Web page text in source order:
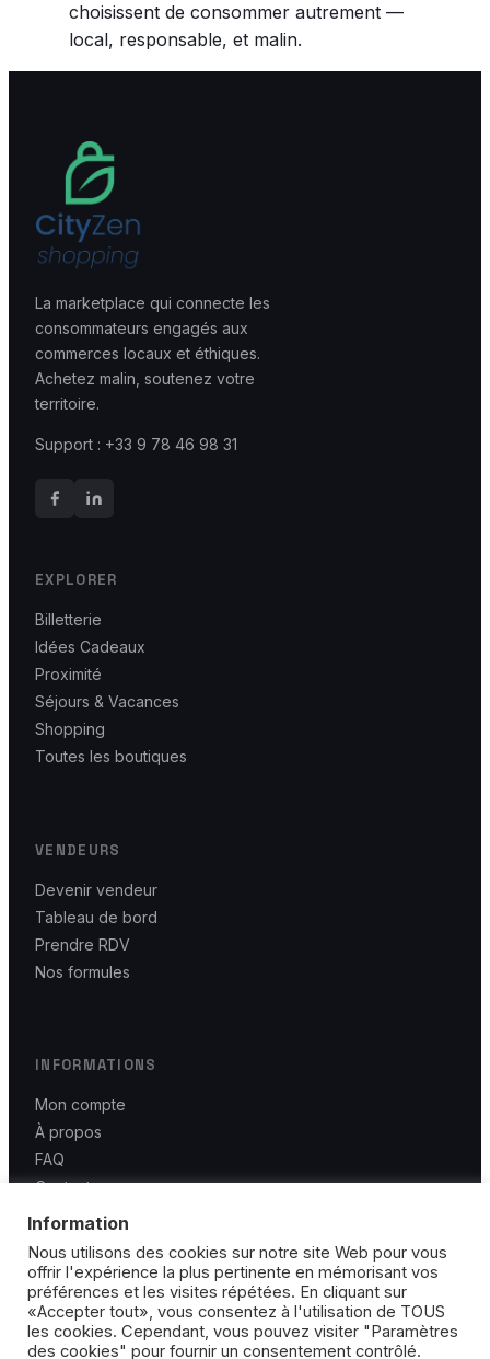
choisissent de consommer autrement —
local, responsable, et malin.
La marketplace qui connecte les
consommateurs engagés aux
commerces locaux et éthiques.
Achetez malin, soutenez votre
territoire.
Support : +33 9 78 46 98 31
EXPLORER
Billetterie
Idées Cadeaux
Proximité
Séjours & Vacances
Shopping
Toutes les boutiques
VENDEURS
Devenir vendeur
Tableau de bord
Prendre RDV
Nos formules
INFORMATIONS
Mon compte
À propos
FAQ
Contact
CGU / CGV
Information
Nous utilisons des cookies sur notre site Web pour vous
offrir l'expérience la plus pertinente en mémorisant vos
préférences et les visites répétées. En cliquant sur
«Accepter tout», vous consentez à l'utilisation de TOUS
les cookies. Cependant, vous pouvez visiter "Paramètres
des cookies" pour fournir un consentement contrôlé.